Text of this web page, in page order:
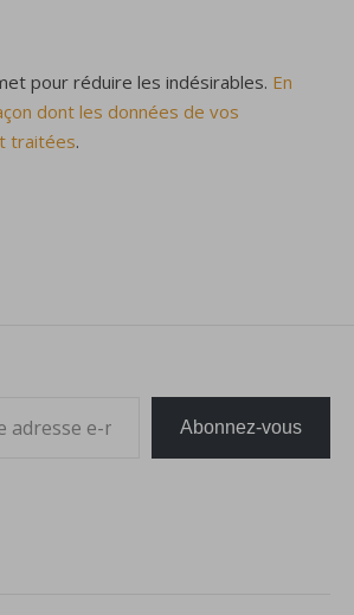
pour réduire les indésirables. En
dont les données de vos
traitées.
Abonnez-vous